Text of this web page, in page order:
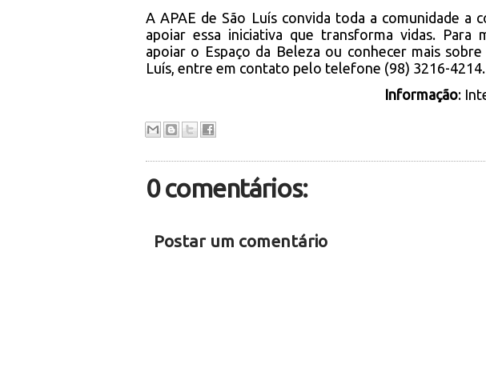
A APAE de São Luís convida toda a comunidade a
apoiar essa iniciativa que transforma vidas. Para
apoiar o Espaço da Beleza ou conhecer mais
Luís, entre em contato pelo telefone (98) 3216-4214.
Informação:
0 comentários:
Postar um comentário